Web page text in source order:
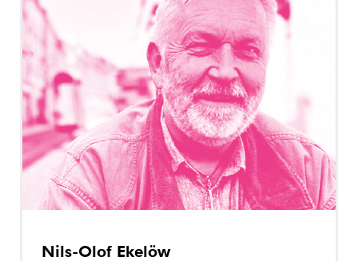
Nils-Olof Ekelöw